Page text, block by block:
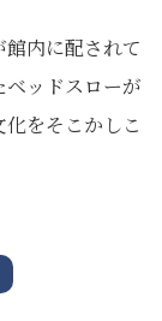
館内に配されて
ッドスローが
をそこかしこ